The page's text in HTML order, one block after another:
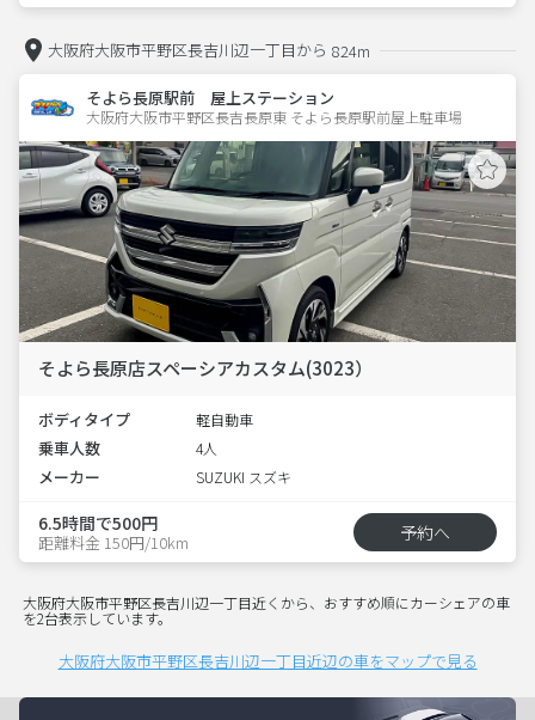
大阪府大阪市平野区長吉川辺一丁目から 824m
そよら長原駅前 屋上ステーション
大阪府大阪市平野区長吉長原東 そよら長原駅前屋上駐車場
そよら長原店スペーシアカスタム(3023）
ボディタイプ 軽自動車
乗車人数 4人
メーカー SUZUKI スズキ
6.5時間で500円
距離料金 150円/10km 予約へ
大阪府大阪市平野区長吉川辺一丁目近くから、おすすめ順にカーシェアの車
を2台表示しています。
大阪府大阪市平野区長吉川辺一丁目近辺の車をマップで見る